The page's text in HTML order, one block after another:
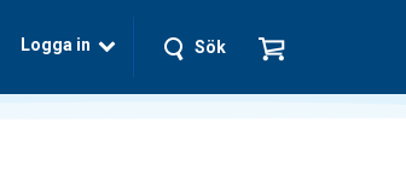
Logga in Sök